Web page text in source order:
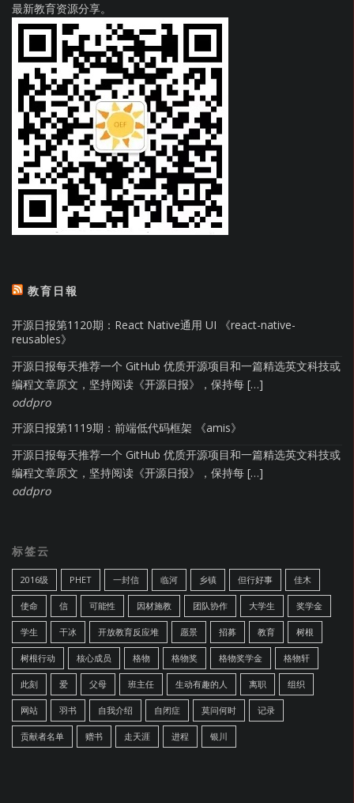
最新教育资源分享。
教育日報
开源日报第1120期：React Native通用 UI 《react-native-
reusables》
开源日报每天推荐一个 GitHub 优质开源项目和一篇精选英文科技或
编程文章原文，坚持阅读《开源日报》，保持每 […]
oddpro
开源日报第1119期：前端低代码框架 《amis》
开源日报每天推荐一个 GitHub 优质开源项目和一篇精选英文科技或
编程文章原文，坚持阅读《开源日报》，保持每 […]
oddpro
标签云
2016级 PHET 一封信 临河 乡镇 但行好事 佳木
使命 信 可能性 因材施教 团队协作 大学生 奖学金
学生 干冰 开放教育反应堆 愿景 招募 教育 树根
树根行动 核心成员 格物 格物奖 格物奖学金 格物轩
此刻 爱 父母 班主任 生动有趣的人 离职 组织
网站 羽书 自我介绍 自闭症 莫问何时 记录
贡献者名单 赠书 走天涯 进程 银川